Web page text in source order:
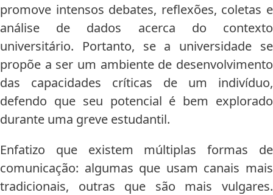
promove intensos debates, reflexões, coletas e
análise de dados acerca do contexto
universitário. Portanto, se a universidade se
propõe a ser um ambiente de desenvolvimento
das capacidades críticas de um indivíduo,
defendo que seu potencial é bem explorado
durante uma greve estudantil.
Enfatizo que existem múltiplas formas de
comunicação: algumas que usam canais mais
tradicionais, outras que são mais vulgares.